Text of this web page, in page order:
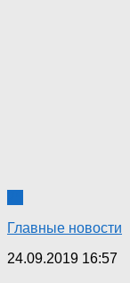
Главные новости
24.09.2019 16:57